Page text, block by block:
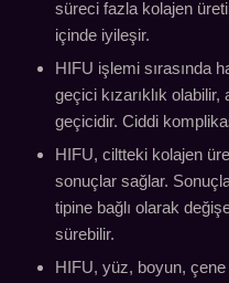
süreci fazla kolajen
içinde iyileşir.
HIFU işlemi sırasında
geçici kızarıklık
geçicidir. Ciddi
HIFU, ciltteki kolajen
sonuçlar sağlar.
tipine bağlı olarak
sürebilir.
HIFU, yüz, boyun,